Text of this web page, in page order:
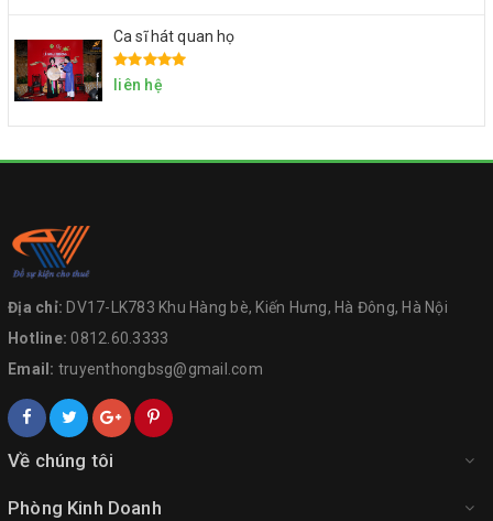
Ca sĩ hát quan họ
liên hệ
Địa chỉ: DV17-LK783 Khu Hàng bè, Kiến Hưng, Hà Đông, Hà Nội
Hotline:0812.60.3333
Email: truyenthongbsg@gmail.com
Về chúng tôi
Phòng Kinh Doanh